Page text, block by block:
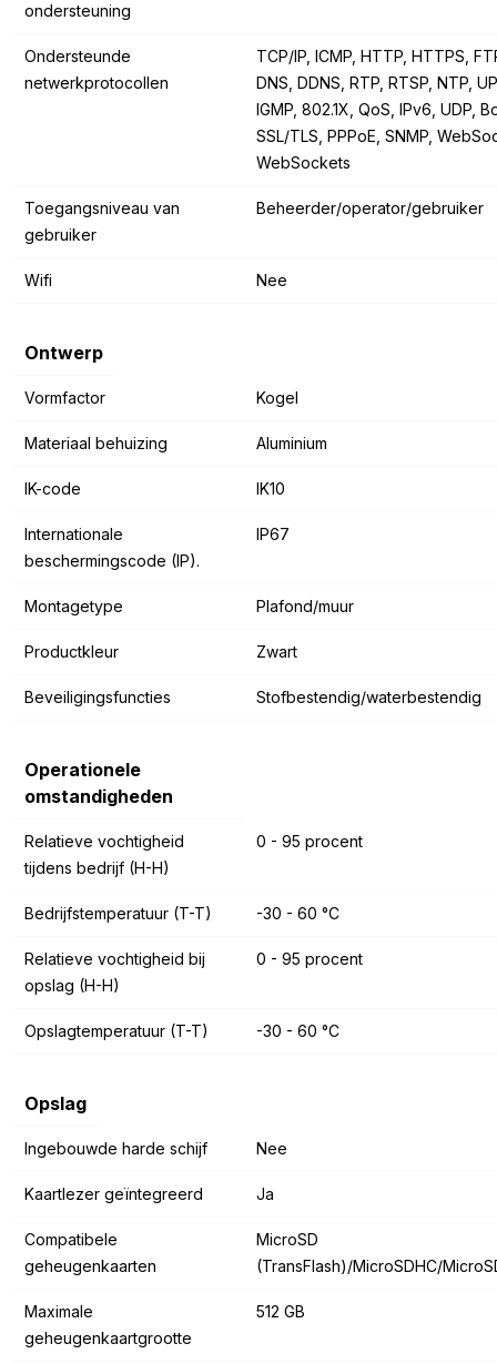
ondersteuning
Ondersteunde
netwerkprotocollen
TCP/IP, ICMP, HTTP, HTTPS,
DNS, DDNS, RTP, RTSP, NTP,
IGMP, 802.1X, QoS, IPv6, UDP,
SSL/TLS, PPPoE, SNMP,
WebSockets
Toegangsniveau van
gebruiker
Beheerder/operator/gebruiker
Wifi Nee
Ontwerp
Vormfactor Kogel
Materiaal behuizing Aluminium
IK-code IK10
Internationale
beschermingscode (IP).
IP67
Montagetype Plafond/muur
Productkleur Zwart
Beveiligingsfuncties Stofbestendig/waterbestendig
Operationele
omstandigheden
Relatieve vochtigheid
tijdens bedrijf (H-H)
0 - 95 procent
Bedrijfstemperatuur (T-T) -30 - 60 °C
Relatieve vochtigheid bij
opslag (H-H)
0 - 95 procent
Opslagtemperatuur (T-T) -30 - 60 °C
Opslag
Ingebouwde harde schijf Nee
Kaartlezer geïntegreerd Ja
Compatibele
geheugenkaarten
MicroSD
(TransFlash)/MicroSDHC/
Maximale
geheugenkaartgrootte
512 GB